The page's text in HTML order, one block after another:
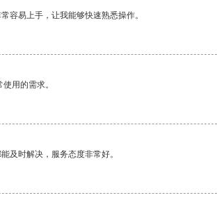
容易上手，让我能够快速熟悉操作。
用的需求。
及时解决，服务态度非常好。